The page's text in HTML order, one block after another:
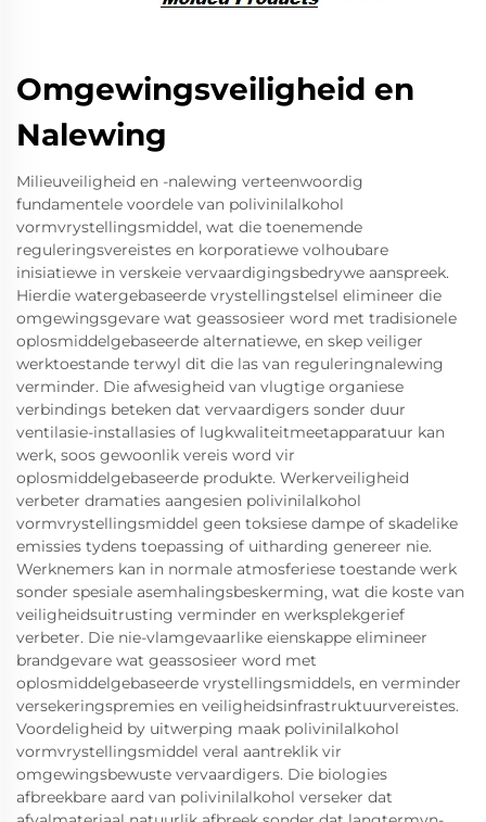
Omgewingsveiligheid en
Nalewing
Milieuveiligheid en -nalewing verteenwoordig
fundamentele voordele van polivinilalkohol
vormvrystellingsmiddel, wat die toenemende
reguleringsvereistes en korporatiewe volhoubare
inisiatiewe in verskeie vervaardigingsbedrywe aanspreek.
Hierdie watergebaseerde vrystellingstelsel elimineer die
omgewingsgevare wat geassosieer word met tradisionele
oplosmiddelgebaseerde alternatiewe, en skep veiliger
werktoestande terwyl dit die las van reguleringnalewing
verminder. Die afwesigheid van vlugtige organiese
verbindings beteken dat vervaardigers sonder duur
ventilasie-installasies of lugkwaliteitmeetapparatuur kan
werk, soos gewoonlik vereis word vir
oplosmiddelgebaseerde produkte. Werkerveiligheid
verbeter dramaties aangesien polivinilalkohol
vormvrystellingsmiddel geen toksiese dampe of skadelike
emissies tydens toepassing of uitharding genereer nie.
Werknemers kan in normale atmosferiese toestande werk
sonder spesiale asemhalingsbeskerming, wat die koste van
veiligheidsuitrusting verminder en werksplekgerief
verbeter. Die nie-vlamgevaarlike eienskappe elimineer
brandgevare wat geassosieer word met
oplosmiddelgebaseerde vrystellingsmiddels, en verminder
versekeringspremies en veiligheidsinfrastruktuurvereistes.
Voordeligheid by uitwerping maak polivinilalkohol
vormvrystellingsmiddel veral aantreklik vir
omgewingsbewuste vervaardigers. Die biologies
afbreekbare aard van polivinilalkohol verseker dat